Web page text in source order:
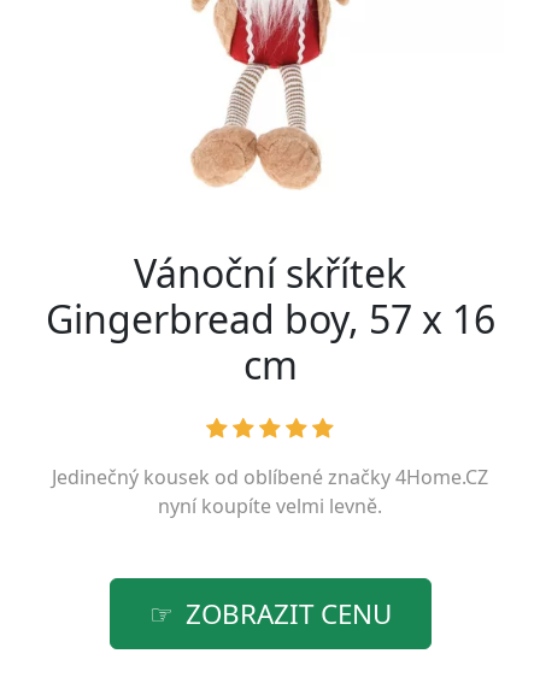
Vánoční skřítek
Gingerbread boy, 57 x 16
cm
Jedinečný kousek od oblíbené značky4Home.CZ
nyní koupíte velmi levně.
ZOBRAZIT CENU